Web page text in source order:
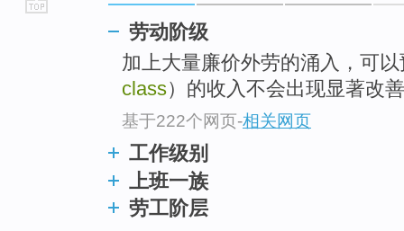
劳动阶级
加上大量廉价外劳的涌入，可
class）的收入不会出现显著改
基于222个网页-相关网页
工作级别
上班一族
劳工阶层